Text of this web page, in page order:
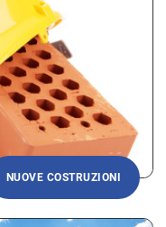
NUOVE COSTRUZIONI